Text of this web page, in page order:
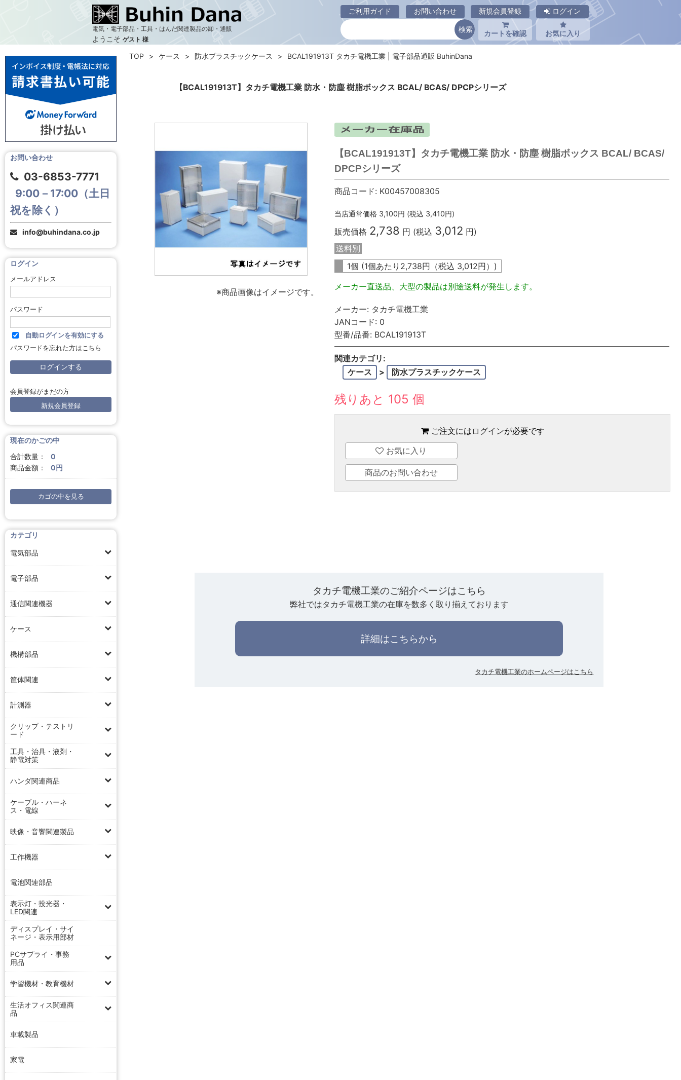
電気・電子部品・工具・はんだ関連製品の卸・通販
ようこそ ゲスト 様
ご利用ガイド お問い合わせ 新規会員登録 ログイン
カートを確認 お気に入り
【BCAL191913T】タカチ電機工業 防水・防塵 樹脂ボックス BCAL/ BCAS/ DPCPシリーズ
お問い合わせ
03-6853-7771
9:00－17:00（土日
祝を除く）
info@buhindana.co.jp
ログイン
メールアドレス
パスワード
自動ログインを有効にする
パスワードを忘れた方はこちら
会員登録がまだの方
新規会員登録
現在のかごの中
合計数量：
0
商品金額：
0円
カゴの中を見る
カテゴリ
電気部品
電子部品
通信関連機器
ケース
機構部品
筐体関連
計測器
クリップ・テストリ
ード
工具・治具・液剤・
静電対策
ハンダ関連商品
ケーブル・ハーネ
ス・電線
映像・音響関連製品
工作機器
電池関連部品
表示灯・投光器・
LED関連
ディスプレイ・サイ
ネージ・表示用部材
PCサプライ・事務
用品
学習機材・教育機材
生活オフィス関連商
品
車載製品
家電
TOP ケース 防水プラスチックケース BCAL191913T タカチ電機工業 | 電子部品通販 BuhinDana
※商品画像はイメージです。
【BCAL191913T】タカチ電機工業 防水・防塵 樹脂ボックス BCAL/ BCAS/
DPCPシリーズ
商品コード: K00457008305
当店通常価格 3,100円 (税込 3,410円)
販売価格 2,738 円 (税込 3,012 円)
送料別
1個 (1個あたり 2,738円（税込 3,012円）)
メーカー直送品、大型の製品は別途送料が発生します。
メーカー: タカチ電機工業
JANコード: 0
型番/品番: BCAL191913T
関連カテゴリ:
ケース
> 防水プラスチックケース
残りあと 105 個
ご注文には ログインが必要です
お気に入り
商品のお問い合わせ
タカチ電機工業のご紹介ページはこちら
弊社ではタカチ電機工業の在庫を数多く取り揃えております
詳細はこちらから
タカチ電機工業のホームページはこちら